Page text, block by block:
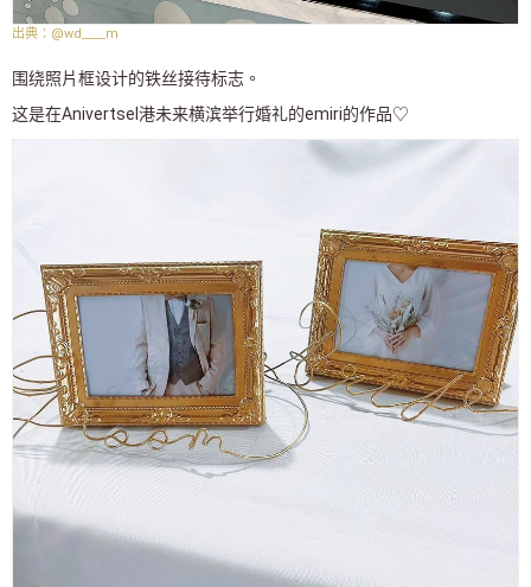
@wd____m
围绕照片框设计的铁丝接待标志。
这是在Anivertsel港未来横滨举行婚礼的emiri的作品♡